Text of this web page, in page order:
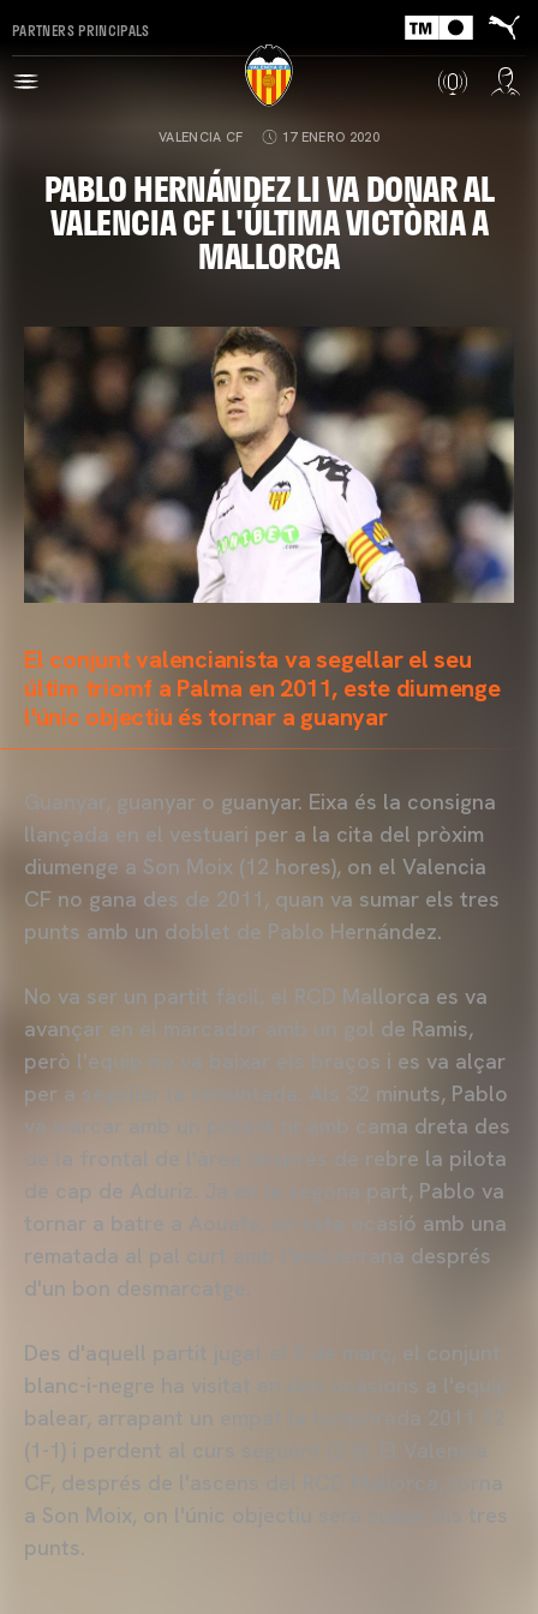
PARTNERS PRINCIPALS
VALENCIA CF 17 ENERO 2020
PABLO HERNÁNDEZ LI VA DONAR AL
VALENCIA CF L'ÚLTIMA VICTÒRIA A
MALLORCA
El conjunt valencianista va segellar el seu
últim triomf a Palma en 2011, este diumenge
l'únic objectiu és tornar a guanyar
Guanyar, guanyar o guanyar. Eixa és la consigna
llançada en el vestuari per a la cita del pròxim
diumenge a Son Moix (12 hores), on el Valencia
CF no gana des de 2011, quan va sumar els tres
punts amb un doblet de Pablo Hernández.
No va ser un partit fàcil, el RCD Mallorca es va
avançar en el marcador amb un gol de Ramis,
però l'equip no va baixar els braços i es va alçar
per a segellar la remuntada. Als 32 minuts, Pablo
va marcar amb un potent tir amb cama dreta des
de la frontal de l'àrea després de rebre la pilota
de cap de Aduriz. Ja en la segona part, Pablo va
tornar a batre a Aouate, en esta ocasió amb una
rematada al pal curt amb l'esquerrana després
d'un bon desmarcatge.
Des d'aquell partit jugat el 5 de març, el conjunt
blanc-i-negre ha visitat en dos ocasions a l'equip
balear, arrapant un empat la temporada 2011.12
(1-1) i perdent al curs següent (2-0). El Valencia
CF, després de l'ascens del RCD Mallorca, torna
a Son Moix, on l'únic objectiu serà sumar els tres
punts.